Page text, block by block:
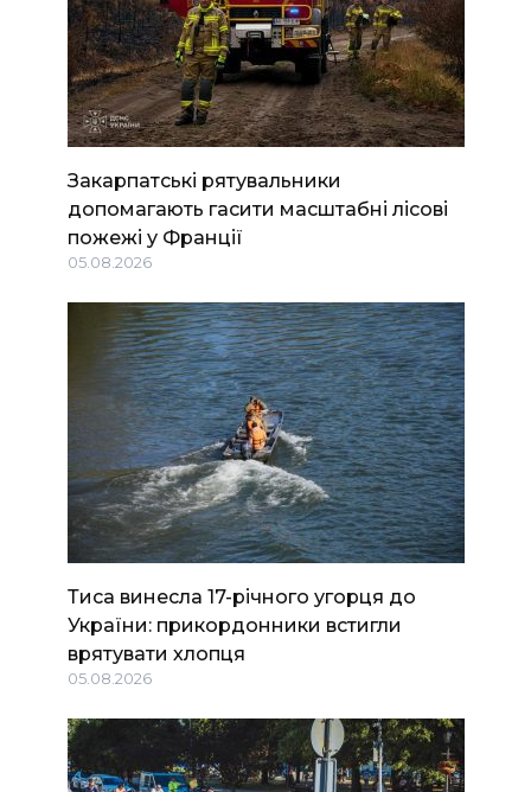
Закарпатські рятувальники
допомагають гасити масштабні лісові
пожежі у Франції
05.08.2026
Тиса винесла 17-річного угорця до
України: прикордонники встигли
врятувати хлопця
05.08.2026